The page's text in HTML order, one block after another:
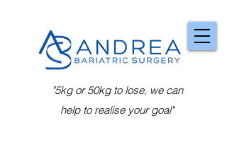
"5kg or 50kg to lose, we can
help to realise your goal"